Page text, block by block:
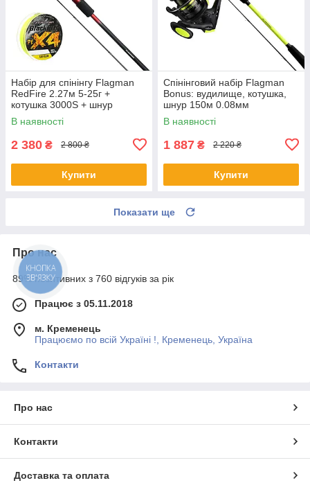
Набір для спінінгу Flagman
RedFire 2.27м 5-25г +
котушка 3000S + шнур
BlackFire 0.10мм
В наявності
2 380 ₴ 2 800 ₴
Купити
Спінінговий набір Flagman
Bonus: вудилище, котушка,
шнур 150м 0.08мм
В наявності
1 887 ₴ 2 220 ₴
Купити
Показати ще
Про нас
89% позитивних з 760 відгуків за рік
Працює з 05.11.2018
м. Кременець
Працюємо по всій Україні !, Кременець, Україна
Контакти
Про нас
Контакти
Доставка та оплата
КНОПКА
ЗВ'ЯЗКУ